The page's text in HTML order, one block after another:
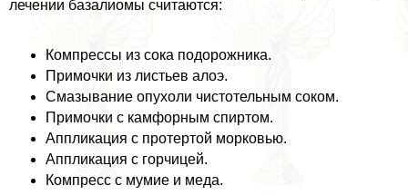
лечении базалиомы считаются:
Компрессы из сока подорожника.
Примочки из листьев алоэ.
Смазывание опухоли чистотельным соком.
Примочки с камфорным спиртом.
Аппликация с протертой морковью.
Аппликация с горчицей.
Компресс с мумие и меда.